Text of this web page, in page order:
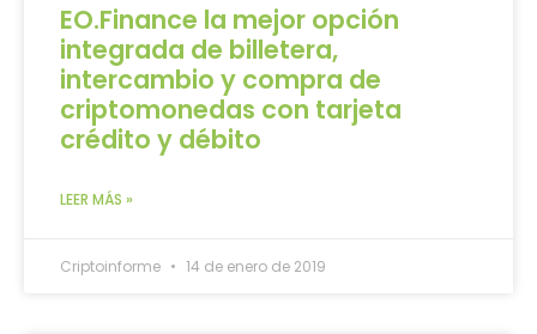
EO.Finance la mejor opción
integrada de billetera,
intercambio y compra de
criptomonedas con tarjeta
crédito y débito
LEER MÁS »
Criptoinforme 14 de enero de 2019